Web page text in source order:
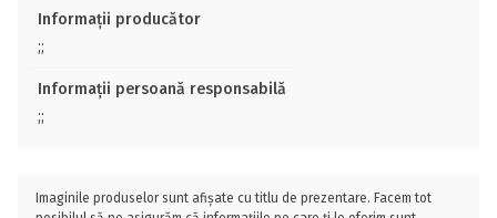
Informații producător
;;
Informații persoană responsabilă
;;
Imaginile produselor sunt afișate cu titlu de prezentare. Facem tot